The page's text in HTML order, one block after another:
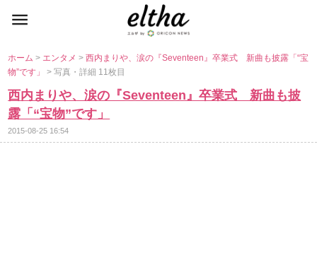
ホーム> エンタメ>西内まりや、涙の『Seventeen』卒業式 新曲も披露「“宝
物”です」> 写真・詳細 11枚目
西内まりや、涙の『Seventeen』卒業式 新曲も披
露「“宝物”です」
2015-08-25 16:54